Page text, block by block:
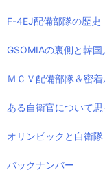
F-4EJ配備部隊の歴史
GSOMIAの裏側と韓
ＭＣＶ配備部隊＆密着
ある自衛官について思
オリンピックと自衛隊
バックナンバー